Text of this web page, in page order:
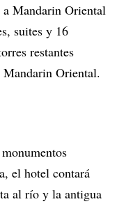
Mandarin Oriental
suites y 16
restantes
Mandarin Oriental.
el hotel contará
al río y la antigua